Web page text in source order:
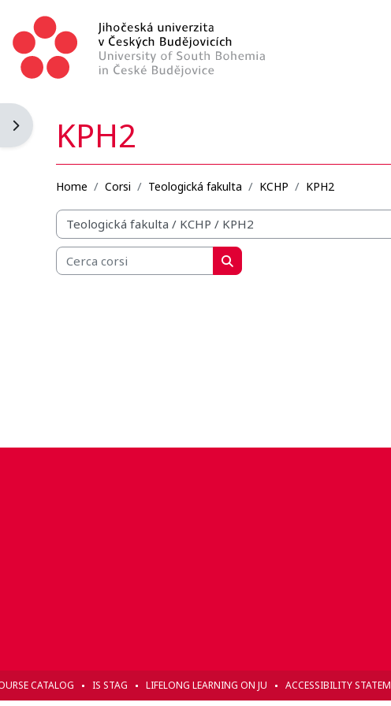
Apri il cassetto del blocco
KPH2
Home Corsi Teologická fakulta KCHP KPH2
Categorie di corso
Cerca corsi
Cerca corsi
CATALOG IS STAG LIFELONG LEARNING ON JU ACCESSIBILITY